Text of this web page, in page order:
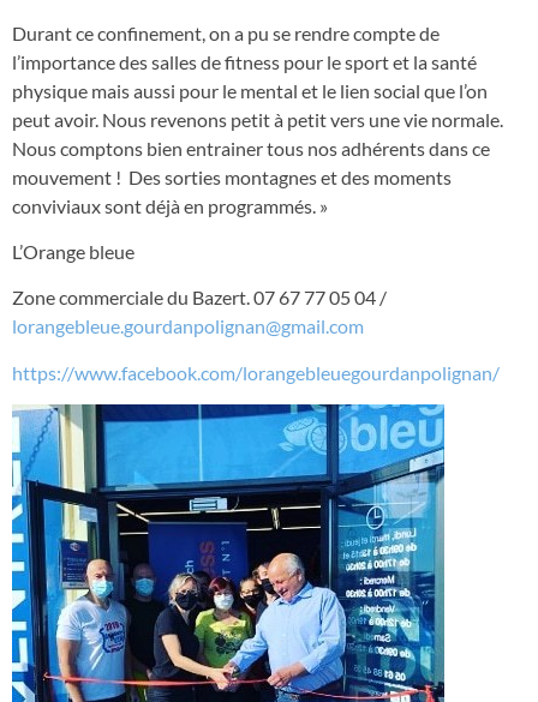
Durant ce confinement, on a pu se rendre compte de
l’importance des salles de fitness pour le sport et la santé
physique mais aussi pour le mental et le lien social que l’on
peut avoir. Nous revenons petit à petit vers une vie normale.
Nous comptons bien entrainer tous nos adhérents dans ce
mouvement ! Des sorties montagnes et des moments
conviviaux sont déjà en programmés. »
L’Orange bleue
Zone commerciale du Bazert. 07 67 77 05 04 /
lorangebleue.gourdanpolignan@gmail.com
https://www.facebook.com/lorangebleuegourdanpolignan/